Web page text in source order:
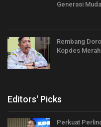
Generasi
Rembang
Kopdes Merah
Editors' Picks
Perkuat